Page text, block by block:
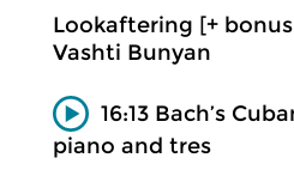
Lookaftering [+
Vashti Bunyan
16:13 Bach’s
piano and tres